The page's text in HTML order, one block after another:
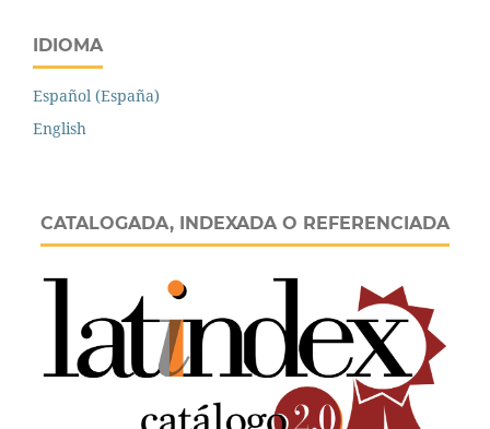
IDIOMA
Español (España)
English
CATALOGADA, INDEXADA O REFERENCIADA